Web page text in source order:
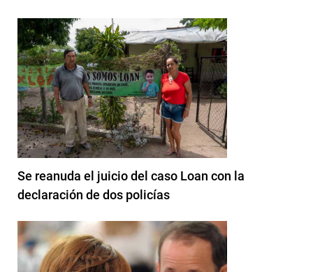
Se reanuda el juicio del caso Loan con la
declaración de dos policías